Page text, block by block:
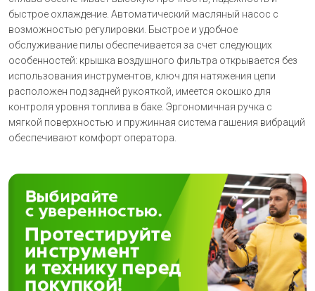
быстрое охлаждение. Автоматический масляный насос с
возможностью регулировки. Быстрое и удобное
обслуживание пилы обеспечивается за счет следующих
особенностей: крышка воздушного фильтра открывается без
использования инструментов, ключ для натяжения цепи
расположен под задней рукояткой, имеется окошко для
контроля уровня топлива в баке. Эргономичная ручка с
мягкой поверхностью и пружинная система гашения вибраций
обеспечивают комфорт оператора.